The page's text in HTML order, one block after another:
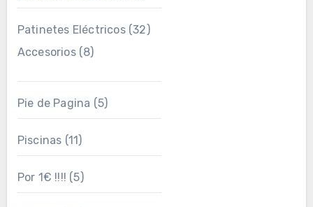
Patinetes Eléctricos(32)
Accesorios(8)
Pie de Pagina (5)
Piscinas (11)
Por 1€ !!!! (5)